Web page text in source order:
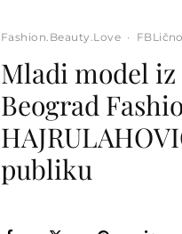
Fashion.Beauty.Love ·
Mladi model iz
Beograd
publiku